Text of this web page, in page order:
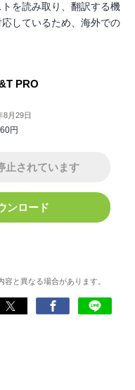
を読み取り、翻訳する機
しているため、海外での
PRO
8月29日
円
止されています
ンロード
と異なる場合があります。